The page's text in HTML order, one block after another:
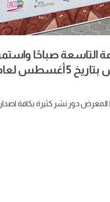
التاسعة صباحًا
دور نشر كثيرة بكافة